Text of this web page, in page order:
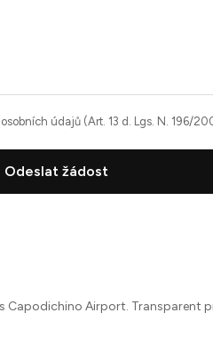
údajů(Art. 13 d. Lgs. N. 196/
Odeslat žádost
Capodichino Airport. Transparent